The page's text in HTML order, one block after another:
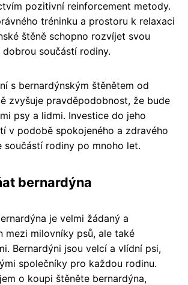
pozitivní reinforcement metody.
tréninku a prostoru k relaxaci
štěně schopno rozvíjet svou
součástí rodiny.
s bernardýnským štěnětem od
zvyšuje pravděpodobnost, že bude
psy a lidmi. Investice do jeho
v podobě spokojeného a zdravého
součástí rodiny po mnoho let.
bernardýna
je velmi žádaný a
mezi milovníky psů, ale také
Bernardýni jsou velcí a vlídní psi,
společníky pro každou rodinu.
o koupi štěněte bernardýna,